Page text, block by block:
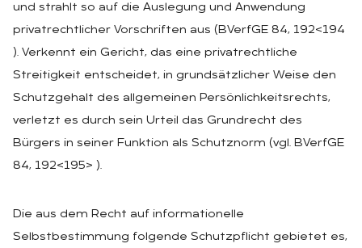
und strahlt so auf die Auslegung und Anwendung
privatrechtlicher Vorschriften aus (BVerfGE 84, 192<194
). Verkennt ein Gericht, das eine privatrechtliche
Streitigkeit entscheidet, in grundsätzlicher Weise den
Schutzgehalt des allgemeinen Persönlichkeitsrechts,
verletzt es durch sein Urteil das Grundrecht des
Bürgers in seiner Funktion als Schutznorm (vgl. BVerfGE
84, 192<195> ).
Die aus dem Recht auf informationelle
Selbstbestimmung folgende Schutzpflicht gebietet es,